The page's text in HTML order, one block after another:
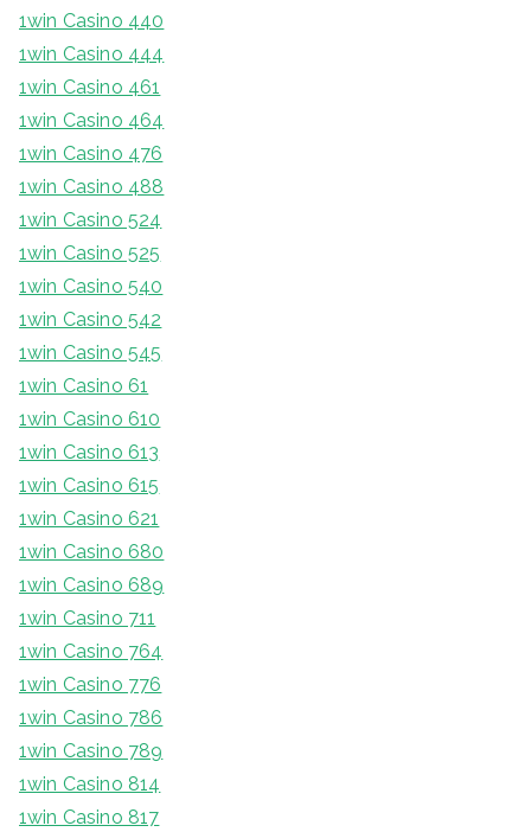
1win Casino 440
1win Casino 444
1win Casino 461
1win Casino 464
1win Casino 476
1win Casino 488
1win Casino 524
1win Casino 525
1win Casino 540
1win Casino 542
1win Casino 545
1win Casino 61
1win Casino 610
1win Casino 613
1win Casino 615
1win Casino 621
1win Casino 680
1win Casino 689
1win Casino 711
1win Casino 764
1win Casino 776
1win Casino 786
1win Casino 789
1win Casino 814
1win Casino 817